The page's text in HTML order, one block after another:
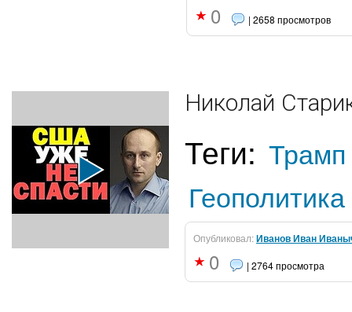
0 | 2658 просмотров
Николай
Теги: Трамп
Геополитика
Опубликовал:Иванов Иван
0 | 2764 просмотра